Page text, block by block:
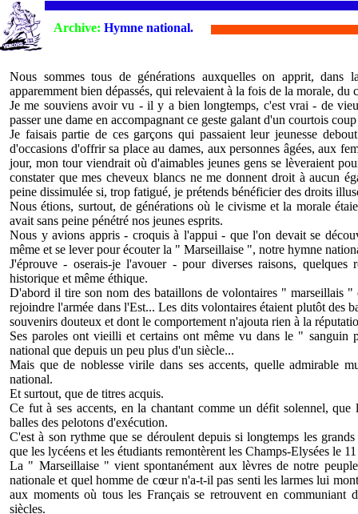
Archive: Hymne national.
Nous sommes tous de générations auxquelles on apprit, dans
apparemment bien dépassés, qui relevaient à la fois de la morale, du
Je me souviens avoir vu - il y a bien longtemps, c'est vrai - de
passer une dame en accompagnant ce geste galant d'un courtois
Je faisais partie de ces garçons qui passaient leur jeunesse
d'occasions d'offrir sa place au dames, aux personnes âgées, aux
jour, mon tour viendrait où d'aimables jeunes gens se lèveraient
constater que mes cheveux blancs ne me donnent droit à aucun
peine dissimulée si, trop fatigué, je prétends bénéficier des droits
Nous étions, surtout, de générations où le civisme et la morale
avait sans peine pénétré nos jeunes esprits.
Nous y avions appris - croquis à l'appui - que l'on devait se
même et se lever pour écouter la " Marseillaise ", notre hymne
J'éprouve - oserais-je l'avouer - pour diverses raisons,
historique et même éthique.
D'abord il tire son nom des bataillons de volontaires " marseillais
rejoindre l'armée dans l'Est... Les dits volontaires étaient plutôt des
souvenirs douteux et dont le comportement n'ajouta rien à la
Ses paroles ont vieilli et certains ont même vu dans le " sanguin
national que depuis un peu plus d'un siècle...
Mais que de noblesse virile dans ses accents, quelle admirable
national.
Et surtout, que de titres acquis.
Ce fut à ses accents, en la chantant comme un défit solennel, que
balles des pelotons d'exécution.
C'est à son rythme que se déroulent depuis si longtemps les
que les lycéens et les étudiants remontèrent les Champs-Elysées le
La " Marseillaise " vient spontanément aux lèvres de notre
nationale et quel homme de cœur n'a-t-il pas senti les larmes lui
aux moments où tous les Français se retrouvent en
siècles.